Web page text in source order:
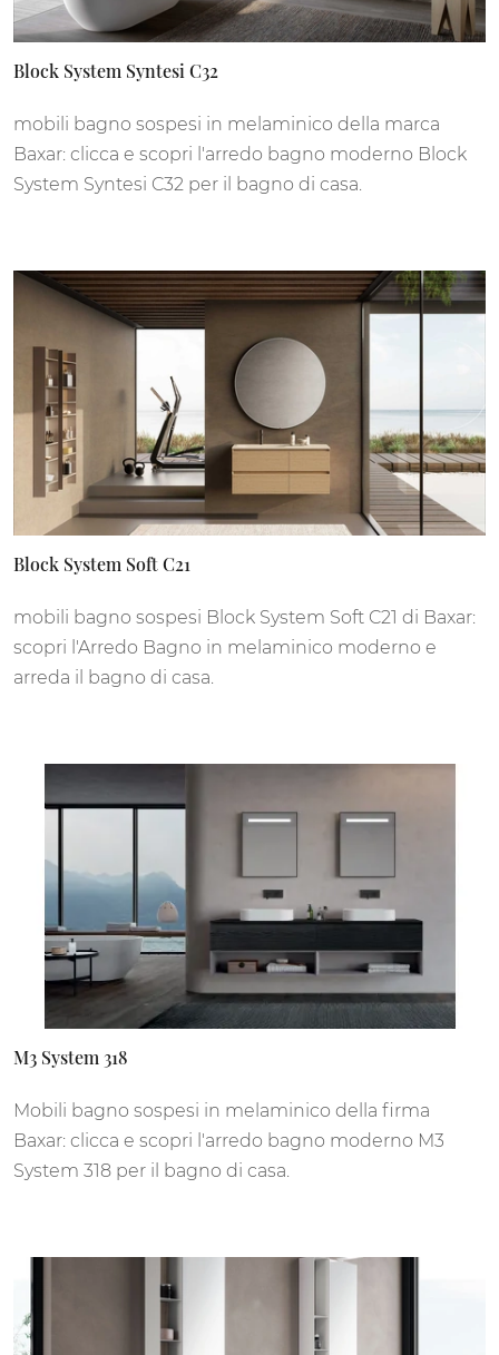
Block System Syntesi C32
mobili bagno sospesi in melaminico della marca
Baxar: clicca e scopri l'arredo bagno moderno Block
System Syntesi C32 per il bagno di casa.
Block System Soft C21
mobili bagno sospesi Block System Soft C21 di Baxar:
scopri l'Arredo Bagno in melaminico moderno e
arreda il bagno di casa.
M3 System 318
Mobili bagno sospesi in melaminico della firma
Baxar: clicca e scopri l'arredo bagno moderno M3
System 318 per il bagno di casa.